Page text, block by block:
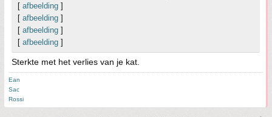
[ afbeelding ]
[ afbeelding ]
[ afbeelding ]
[ afbeelding ]
Sterkte met het verlies van je kat.
Ean
Sac
Rossi